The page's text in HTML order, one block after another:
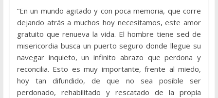
“En un mundo agitado y con poca memoria, que corre
dejando atrás a muchos hoy necesitamos, este amor
gratuito que renueva la vida. El hombre tiene sed de
misericordia busca un puerto seguro donde llegue su
navegar inquieto, un infinito abrazo que perdona y
reconcilia. Esto es muy importante, frente al miedo,
hoy tan difundido, de que no sea posible ser
perdonado, rehabilitado y rescatado de la propia